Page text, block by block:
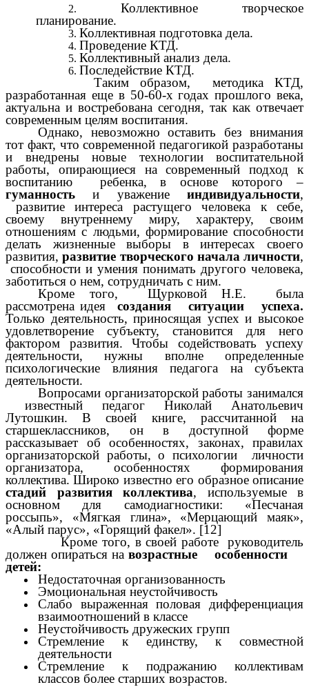
Коллективное творческое
планирование.
Коллективная подготовка дела.
Проведение КТД.
Коллективный анализ дела.
Последействие КТД.
Таким образом, методика КТД,
разработанная еще в 50-60-х годах прошлого века,
актуальна и востребована сегодня, так как отвечает
современным целям воспитания.
Однако, невозможно оставить без внимания
тот факт, что современной педагогикой разработаны
и внедрены новые технологии воспитательной
работы, опирающиеся на современный подход к
воспитанию ребенка, в основе которого –
гуманность и уважение индивидуальности,
развитие интереса растущего человека к себе,
своему внутреннему миру, характеру, своим
отношениям с людьми, формирование способности
делать жизненные выборы в интересах своего
развития,развитие творческого начала личности,
способности и умения понимать другого человека,
заботиться о нем, сотрудничать с ним.
Кроме того, Щурковой Н.Е. была
рассмотрена идея создания ситуации успеха.
Только деятельность, приносящая успех и высокое
удовлетворение субъекту, становится для него
фактором развития. Чтобы содействовать успеху
деятельности, нужны вполне определенные
психологические влияния педагога на субъекта
деятельности.
Вопросами организаторской работы занимался
известный педагог Николай Анатольевич
Лутошкин. В своей книге, рассчитанной на
старшеклассников, он в доступной форме
рассказывает об особенностях, законах, правилах
организаторской работы, о психологии личности
организатора, особенностях формирования
коллектива. Широко известно его образное описание
стадий развития коллектива, используемые в
основном для самодиагностики: «Песчаная
россыпь», «Мягкая глина», «Мерцающий маяк»,
«Алый парус», «Горящий факел». [12]
Кроме того, в своей работе руководитель
должен опираться навозрастные особенности
детей:
Недостаточная организованность
Эмоциональная неустойчивость
Слабо выраженная половая дифференциация
взаимоотношений в классе
Неустойчивость дружеских групп
Стремление к единству, к совместной
деятельности
Стремление к подражанию коллективам
классов более старших возрастов.